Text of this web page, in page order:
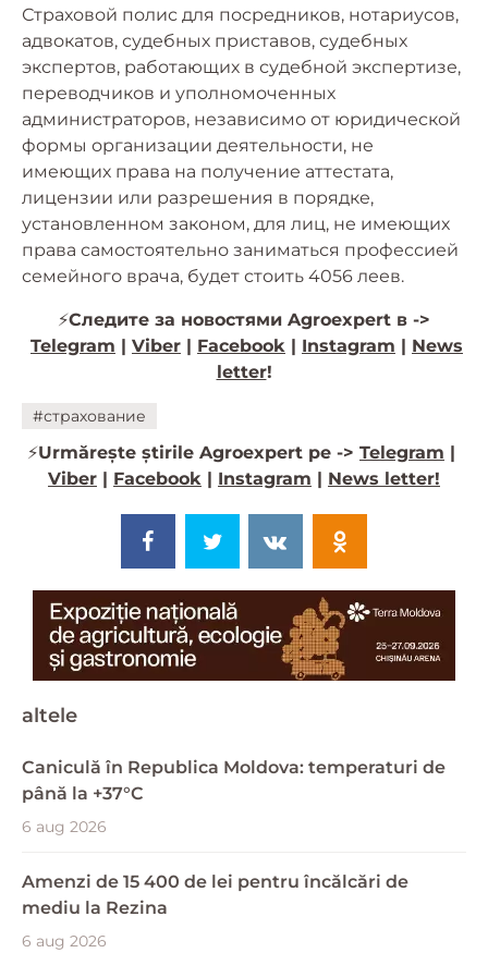
Страховой полис для посредников, нотариусов,
адвокатов, судебных приставов, судебных
экспертов, работающих в судебной экспертизе,
переводчиков и уполномоченных
администраторов, независимо от юридической
формы организации деятельности, не
имеющих права на получение аттестата,
лицензии или разрешения в порядке,
установленном законом, для лиц, не имеющих
права самостоятельно заниматься профессией
семейного врача, будет стоить 4056 леев.
⚡️Следите за новостями Agroexpert в ->
Telegram
Viber Facebook Instagram
News
letter!
#страхование
⚡️Urmărește știrile Agroexpert pe -> Telegram
Viber
Facebook Instagram News letter!
altele
Caniculă în Republica Moldova: temperaturi de
până la +37°C
6 aug 2026
Amenzi de 15 400 de lei pentru încălcări de
mediu la Rezina
6 aug 2026